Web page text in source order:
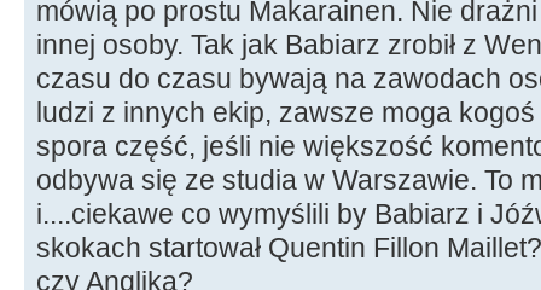
mówią po prostu Makarainen. Nie
innej osoby. Tak jak Babiarz zrobił z
czasu do czasu bywają na zawodach
ludzi z innych ekip, zawsze moga
spora część, jeśli nie większość
odbywa się ze studia w Warszawie. To
i....ciekawe co wymyślili by Babiarz i
skokach startował Quentin Fillon
czy Anglika?